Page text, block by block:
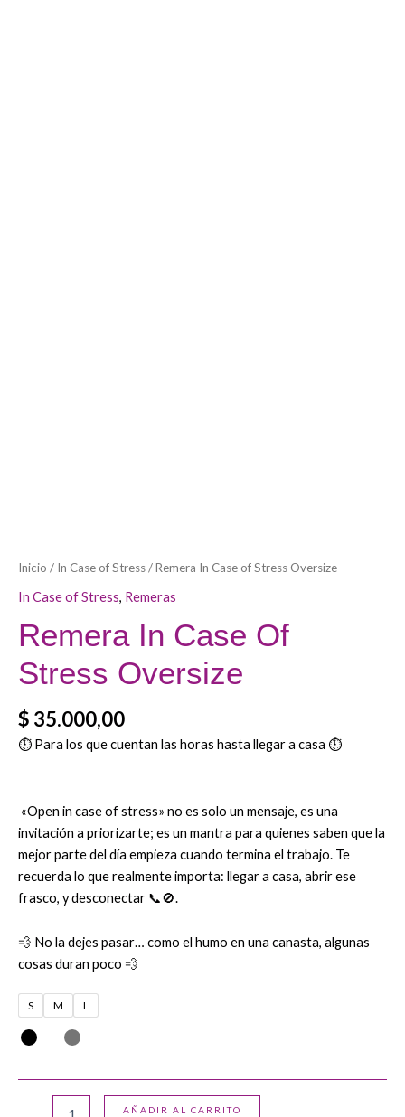
Inicio / In Case of Stress/ Remera In Case of Stress Oversize
In Case of Stress, Remeras
Remera In Case Of
Stress Oversize
$ 35.000,00
⏱️ Para los que cuentan las horas hasta llegar a casa ⏱️
«Open in case of stress» no es solo un mensaje, es una
invitación a priorizarte; es un mantra para quienes saben que la
mejor parte del día empieza cuando termina el trabajo. Te
recuerda lo que realmente importa: llegar a casa, abrir ese
frasco, y desconectar 📞🚫.
💨 No la dejes pasar… como el humo en una canasta, algunas
cosas duran poco 💨
S M L
AÑADIR AL CARRITO